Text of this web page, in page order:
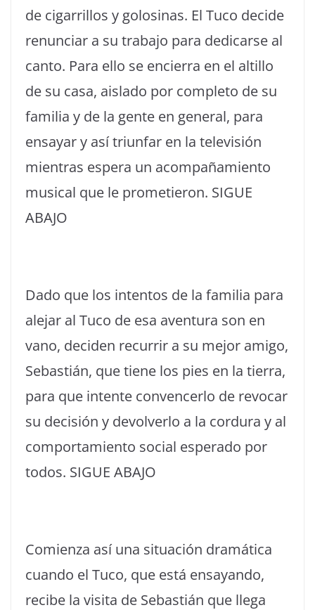
de cigarrillos y golosinas. El Tuco decide
renunciar a su trabajo para dedicarse al
canto. Para ello se encierra en el altillo
de su casa, aislado por completo de su
familia y de la gente en general, para
ensayar y así triunfar en la televisión
mientras espera un acompañamiento
musical que le prometieron. SIGUE
ABAJO
Dado que los intentos de la familia para
alejar al Tuco de esa aventura son en
vano, deciden recurrir a su mejor amigo,
Sebastián, que tiene los pies en la tierra,
para que intente convencerlo de revocar
su decisión y devolverlo a la cordura y al
comportamiento social esperado por
todos. SIGUE ABAJO
Comienza así una situación dramática
cuando el Tuco, que está ensayando,
recibe la visita de Sebastián que llega